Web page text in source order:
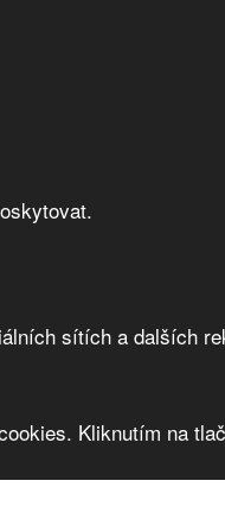
sítích a dalších
Kliknutím na